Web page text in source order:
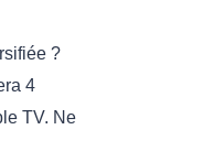
?
4
TV. Ne